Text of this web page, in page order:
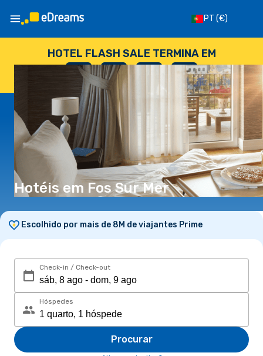
PT (€)
HOTEL FLASH SALE TERMINA EM
--
DIAS
: --
HORAS
: --
SEGUNDOS
Hotéis em Fos Sur Mer
Escolhido por mais de 8M de viajantes Prime
Check-in / Check-out
Hóspedes
Procurar